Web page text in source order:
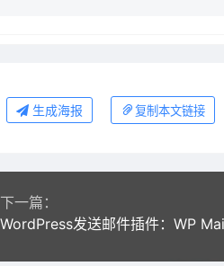
生成海报 复制本文链接
下一篇：